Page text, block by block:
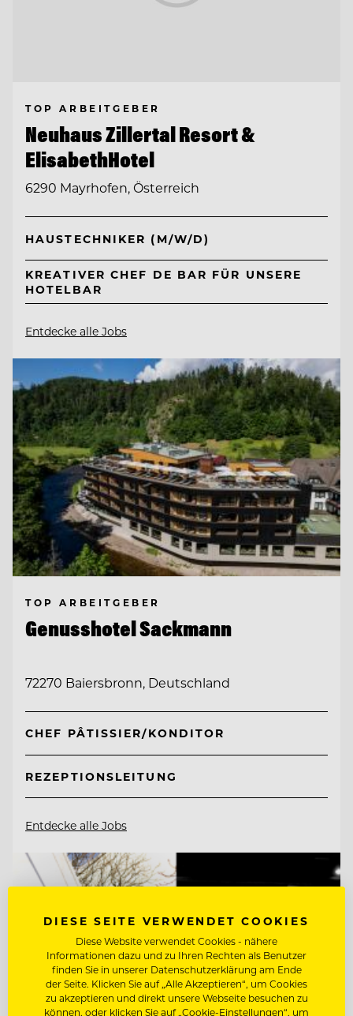
TOP ARBEITGEBER
Neuhaus Zillertal Resort &
ElisabethHotel
6290 Mayrhofen, Österreich
HAUSTECHNIKER (M/W/D)
KREATIVER CHEF DE BAR FÜR UNSERE
HOTELBAR
Entdecke alle Jobs
TOP ARBEITGEBER
Genusshotel Sackmann
72270 Baiersbronn, Deutschland
CHEF PÂTISSIER/KONDITOR
REZEPTIONSLEITUNG
Entdecke alle Jobs
DIESE SEITE VERWENDET COOKIES
Diese Website verwendet Cookies - nähere
Informationen dazu und zu Ihren Rechten als Benutzer
finden Sie in unserer Datenschutzerklärung am Ende
der Seite. Klicken Sie auf „Alle Akzeptieren“, um Cookies
zu akzeptieren und direkt unsere Webseite besuchen zu
können, oder klicken Sie auf „Cookie-Einstellungen“, um